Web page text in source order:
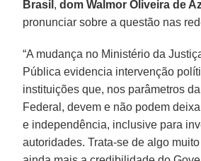
Brasil ,dom Walmor Oliveira de
pronunciar sobre a questão nas
“A mudança no Ministério da
Pública evidencia intervenção
instituições que, nos parâmetros
Federal, devem e não podem
e independência, inclusive para
autoridades. Trata-se de algo